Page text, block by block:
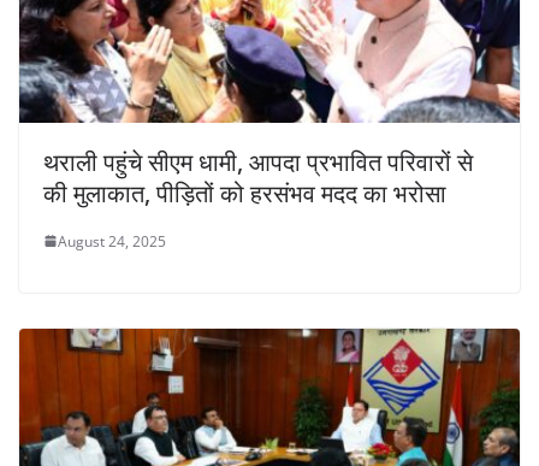
थराली पहुंचे सीएम धामी, आपदा प्रभावित परिवारों से
की मुलाकात, पीड़ितों को हरसंभव मदद का भरोसा
August 24, 2025